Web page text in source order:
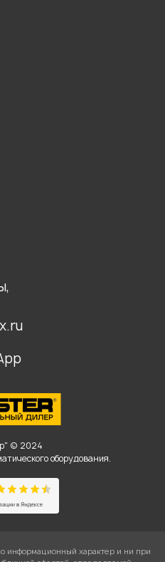
© 2024
оборудования.
информационный характер и ни при